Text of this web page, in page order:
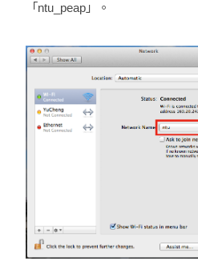
「ntu_peap」。